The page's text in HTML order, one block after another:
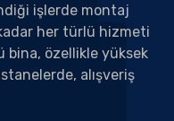
işlerde montaj
her türlü hizmeti
bina, özellikle yüksek
alışveriş